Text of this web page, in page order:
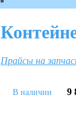
Прайсы на
В наличии 9